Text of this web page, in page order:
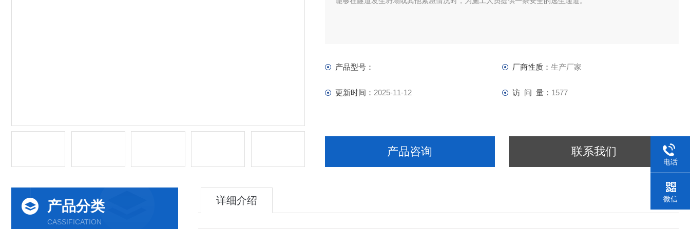
产品型号： 厂商性质： 生产厂家
更新时间： 2025-11-12 访 问 量： 1577
产品咨询 联系我们
详细介绍
产品分类
CASSIFICATION
电话
微信